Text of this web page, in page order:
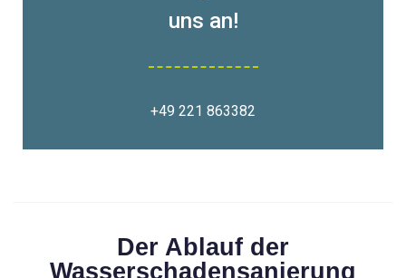
uns an!
+49 221 863382
Der Ablauf der
Wasserschadensanierung